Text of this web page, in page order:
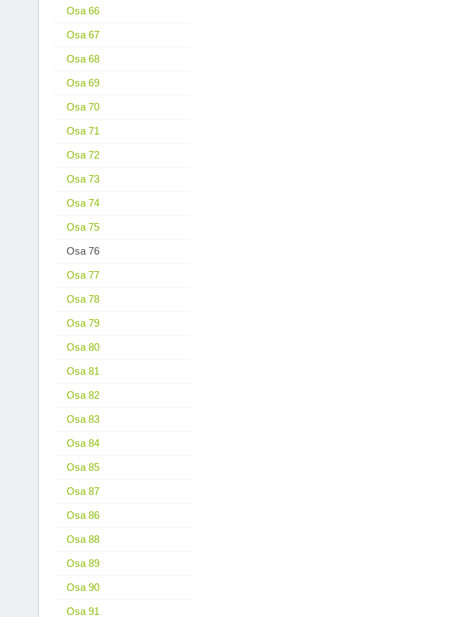
Osa 66
Osa 67
Osa 68
Osa 69
Osa 70
Osa 71
Osa 72
Osa 73
Osa 74
Osa 75
Osa 76
Osa 77
Osa 78
Osa 79
Osa 80
Osa 81
Osa 82
Osa 83
Osa 84
Osa 85
Osa 87
Osa 86
Osa 88
Osa 89
Osa 90
Osa 91